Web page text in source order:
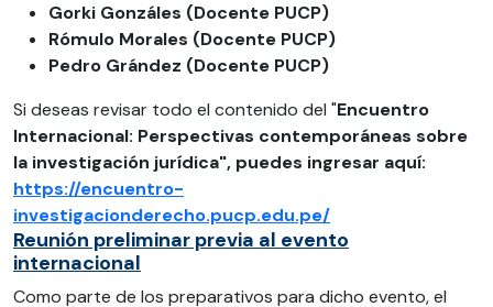
Gorki Gonzáles (Docente PUCP)
Rómulo Morales (Docente PUCP)
Pedro Grández (Docente PUCP)
Si deseas revisar todo el contenido del "Encuentro
Internacional: Perspectivas contemporáneas sobre
la investigación jurídica", puedes ingresar aquí:
https://encuentro-
investigacionderecho.pucp.edu.pe/
Reunión preliminar previa al evento
internacional
Como parte de los preparativos para dicho evento, el